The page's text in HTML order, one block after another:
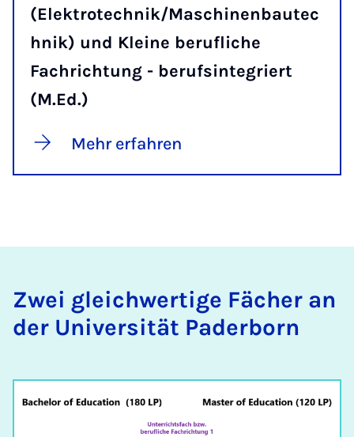
(Elektrotechnik/Maschinenbautec
hnik) und Kleine berufliche
Fachrichtung - berufsintegriert
(M.Ed.)
Mehr erfahren
Zwei gleich­wer­ti­ge Fä­cher an
der Uni­ver­si­tät Pa­der­born